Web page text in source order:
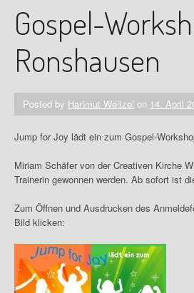
Gospel-
Ronshausen
Posted by Hartmut Weitzel on 14. April
Jump for Joy lädt ein zum Gospel-
Miriam Schäfer von der Creativen Kirche
Trainerin gewonnen werden. Ab sofort ist
Zum Öffnen und Ausdrucken des
Bild klicken: